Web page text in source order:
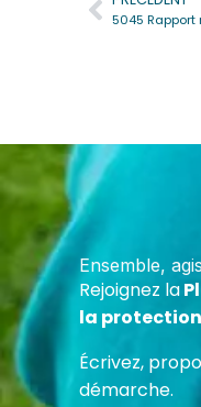
5045 Rapport
Ensemble,
Rejoignez la
la
Écrivez,
démarche.